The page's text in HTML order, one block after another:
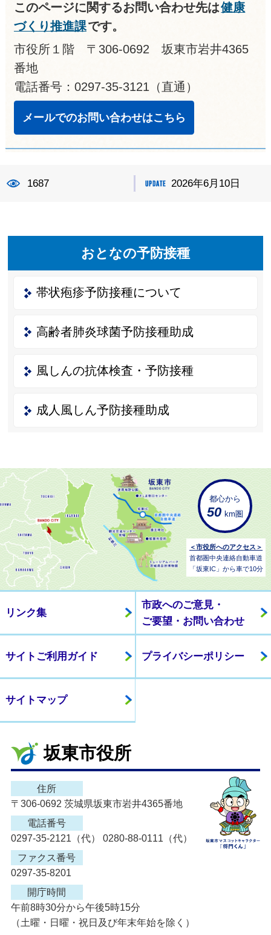
このページに関するお問い合わせ先は健康
づくり推進課です。
市役所１階 〒306-0692 坂東市岩井4365
番地
電話番号：0297-35-3121（直通）
メールでのお問い合わせはこちら
1687 2026年6月10日
おとなの予防接種
帯状疱疹予防接種について
高齢者肺炎球菌予防接種助成
風しんの抗体検査・予防接種
成人風しん予防接種助成
都心から
50 km圏
＜市役所へのアクセス＞
首都圏中央連絡自動車道
「坂東IC」から車で10分
リンク集
市政へのご意見・
ご要望・お問い合わせ
サイトご利用ガイド プライバシーポリシー
サイトマップ
坂東市役所
住所
〒306-0692 茨城県坂東市岩井4365番地
電話番号
0297-35-2121（代） 0280-88-0111（代）
ファクス番号
0297-35-8201
開庁時間
午前8時30分から午後5時15分
（土曜・日曜・祝日及び年末年始を除く）